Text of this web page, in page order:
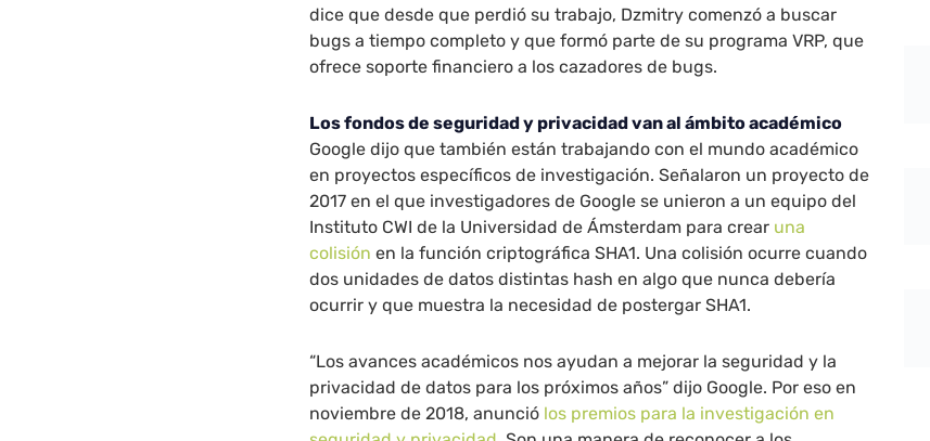
dice que desde que perdió su trabajo, Dzmitry comenzó a buscar
bugs a tiempo completo y que formó parte de su programa VRP, que
ofrece soporte financiero a los cazadores de bugs.
Los fondos de seguridad y privacidad van al ámbito académico
Google dijo que también están trabajando con el mundo académico
en proyectos específicos de investigación. Señalaron un proyecto de
2017 en el que investigadores de Google se unieron a un equipo del
Instituto CWI de la Universidad de Ámsterdam para crear una
colisión en la función criptográfica SHA1. Una colisión ocurre cuando
dos unidades de datos distintas hash en algo que nunca debería
ocurrir y que muestra la necesidad de postergar SHA1.
“Los avances académicos nos ayudan a mejorar la seguridad y la
privacidad de datos para los próximos años” dijo Google. Por eso en
noviembre de 2018, anunció los premios para la investigación en